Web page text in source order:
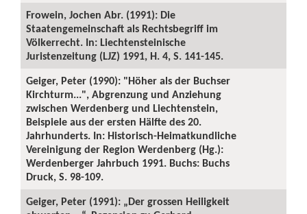
Frowein, Jochen Abr. (1991): Die
Staatengemeinschaft als Rechtsbegriff im
Völkerrecht. In: Liechtensteinische
Juristenzeitung (LJZ) 1991, H. 4, S. 141-145.
Geiger, Peter (1990): "Höher als der Buchser
Kirchturm...", Abgrenzung und Anziehung
zwischen Werdenberg und Liechtenstein,
Beispiele aus der ersten Hälfte des 20.
Jahrhunderts. In: Historisch-Heimatkundliche
Vereinigung der Region Werdenberg (Hg.):
Werdenberger Jahrbuch 1991. Buchs: Buchs
Druck, S. 98-109.
Geiger, Peter (1991): „Der grossen Heiligkeit